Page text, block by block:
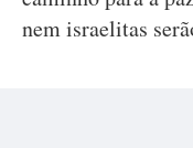
nem israelitas